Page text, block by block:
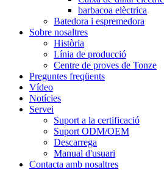
barbacoa elèctrica
Batedora i espremedora
Sobre nosaltres
Història
Línia de producció
Centre de proves de Tonze
Preguntes freqüents
Vídeo
Notícies
Servei
Suport a la certificació
Suport ODM/OEM
Descarrega
Manual d'usuari
Contacta amb nosaltres